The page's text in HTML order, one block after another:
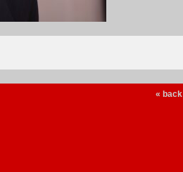
« back